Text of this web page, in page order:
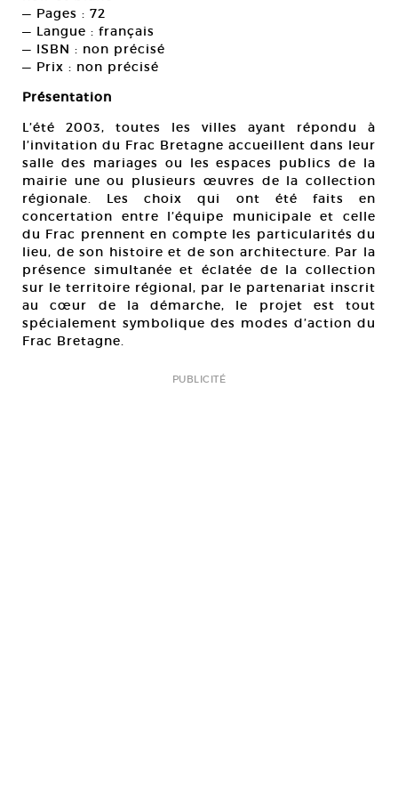
— Pages : 72
— Langue : français
— ISBN : non précisé
— Prix : non précisé
Présentation
L’été 2003, toutes les villes ayant répondu à
l’invitation du Frac Bretagne accueillent dans leur
salle des mariages ou les espaces publics de la
mairie une ou plusieurs œuvres de la collection
régionale. Les choix qui ont été faits en
concertation entre l’équipe municipale et celle
du Frac prennent en compte les particularités du
lieu, de son histoire et de son architecture. Par la
présence simultanée et éclatée de la collection
sur le territoire régional, par le partenariat inscrit
au cœur de la démarche, le projet est tout
spécialement symbolique des modes d’action du
Frac Bretagne.
PUBLICITÉ